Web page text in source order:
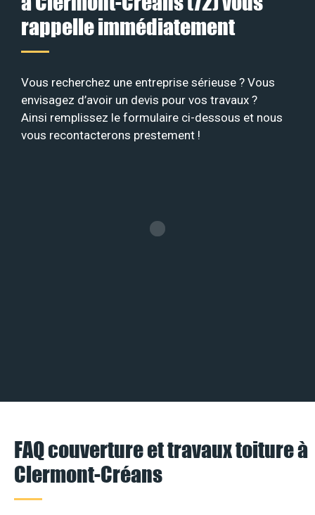
rappelle immédiatement
Vous recherchez une entreprise sérieuse ? Vous
envisagez d’avoir un devis pour vos travaux ?
Ainsi remplissez le formulaire ci-dessous et nous
vous recontacterons prestement !
FAQ couverture et travaux toiture à
Clermont-Créans